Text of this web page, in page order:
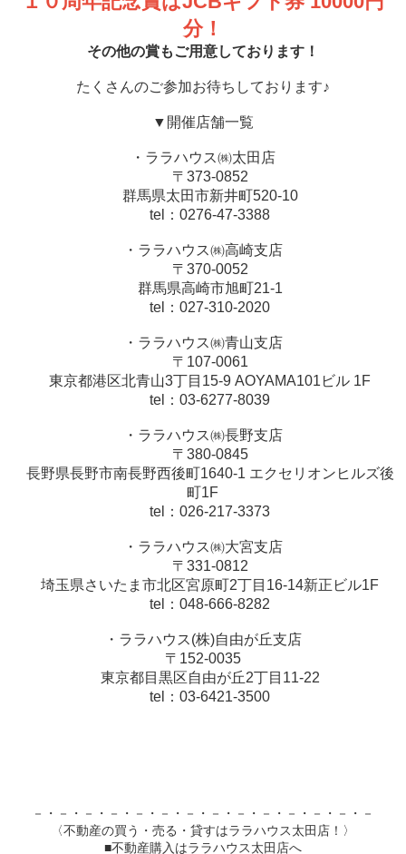
分！
その他の賞もご用意しております！
たくさんのご参加お待ちしております♪
▼開催店舗一覧
・ララハウス㈱太田店
〒373-0852
群馬県太田市新井町520-10
tel：0276-47-3388
・ララハウス㈱高崎支店
〒370-0052
群馬県高崎市旭町21-1
tel：027-310-2020
・ララハウス㈱青山支店
〒107-0061
東京都港区北青山3丁目15-9 AOYAMA101ビル 1F
tel：03-6277-8039
・ララハウス㈱長野支店
〒380-0845
長野県長野市南長野西後町1640-1 エクセリオンヒルズ後
町1F
tel：026-217-3373
・ララハウス㈱大宮支店
〒331-0812
埼玉県さいたま市北区宮原町2丁目16-14新正ビル1F
tel：048-666-8282
・ララハウス(株)自由が丘支店
〒152-0035
東京都目黒区自由が丘2丁目11-22
tel：03-6421-3500
－・－・－・－・－・－・－・－・－・－・－・－・－・－
〈不動産の買う・売る・貸すはララハウス太田店！〉
■不動産購入はララハウス太田店へ